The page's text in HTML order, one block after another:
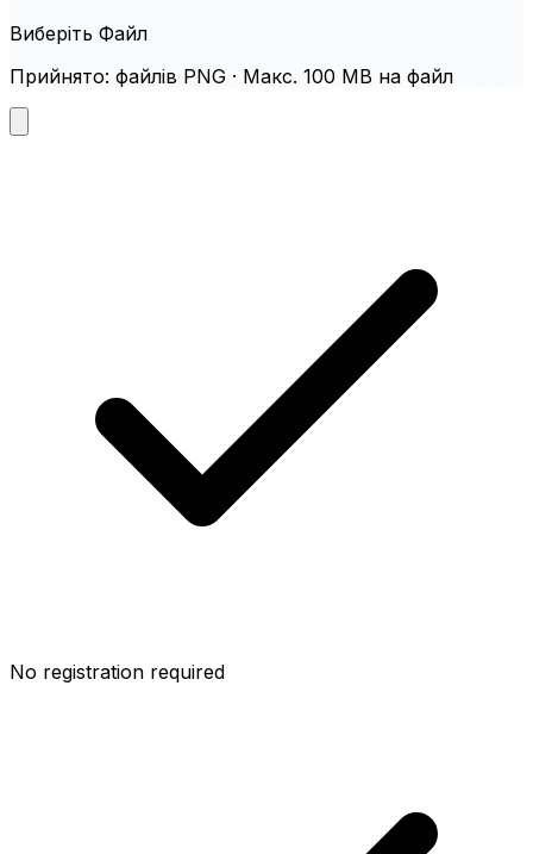
Виберіть Файл
Прийнято: файлів PNG · Макс. 100 MB на файл
No registration required